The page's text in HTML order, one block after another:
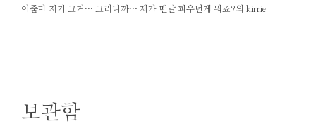
아줌마 저기 그거… 그러니까… 제가 맨날 피우던게 뭐죠?의 kirrie
보관함